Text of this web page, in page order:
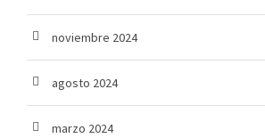
noviembre 2024
agosto 2024
marzo 2024